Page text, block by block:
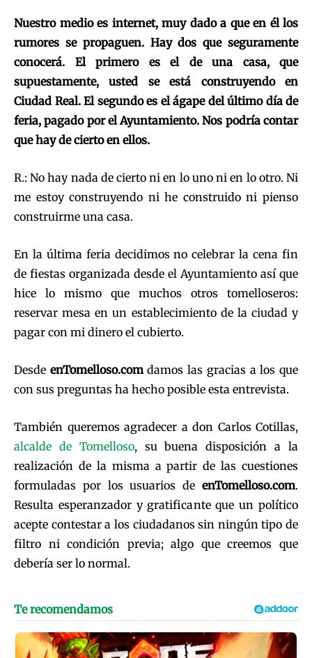
Nuestro medio es internet, muy dado a que en él los
rumores se propaguen. Hay dos que seguramente
conocerá. El primero es el de una casa, que
supuestamente, usted se está construyendo en
Ciudad Real. El segundo es el ágape del último día de
feria, pagado por el Ayuntamiento. Nos podría contar
que hay de cierto en ellos.
R.: No hay nada de cierto ni en lo uno ni en lo otro. Ni
me estoy construyendo ni he construido ni pienso
construirme una casa.
En la última feria decidimos no celebrar la cena fin
de fiestas organizada desde el Ayuntamiento así que
hice lo mismo que muchos otros tomelloseros:
reservar mesa en un establecimiento de la ciudad y
pagar con mi dinero el cubierto.
Desde enTomelloso.comdamos las gracias a los que
con sus preguntas ha hecho posible esta entrevista.
También queremos agradecer a don Carlos Cotillas,
alcalde de Tomelloso, su buena disposición a la
realización de la misma a partir de las cuestiones
formuladas por los usuarios de enTomelloso.com.
Resulta esperanzador y gratificante que un político
acepte contestar a los ciudadanos sin ningún tipo de
filtro ni condición previa; algo que creemos que
debería ser lo normal.